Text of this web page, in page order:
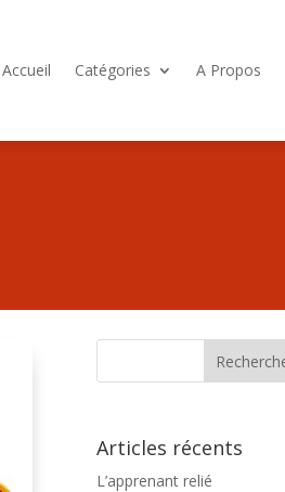
Accueil Catégories A Propos
Articles récents
L’apprenant relié